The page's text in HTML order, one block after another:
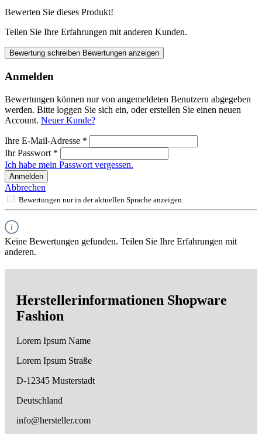
Bewerten Sie dieses Produkt!
Teilen Sie Ihre Erfahrungen mit anderen Kunden.
Bewertung schreiben Bewertungen anzeigen
Anmelden
Bewertungen können nur von angemeldeten Benutzern abgegeben
werden. Bitte loggen Sie sich ein, oder erstellen Sie einen neuen
Account. Neuer Kunde?
Ihre E-Mail-Adresse *
Ihr Passwort *
Ich habe mein Passwort vergessen.
Anmelden
Abbrechen
Bewertungen nur in der aktuellen Sprache anzeigen.
Keine Bewertungen gefunden. Teilen Sie Ihre Erfahrungen mit
anderen.
Herstellerinformationen Shopware
Fashion
Lorem Ipsum Name
Lorem Ipsum Straße
D-12345 Musterstadt
Deutschland
info@hersteller.com